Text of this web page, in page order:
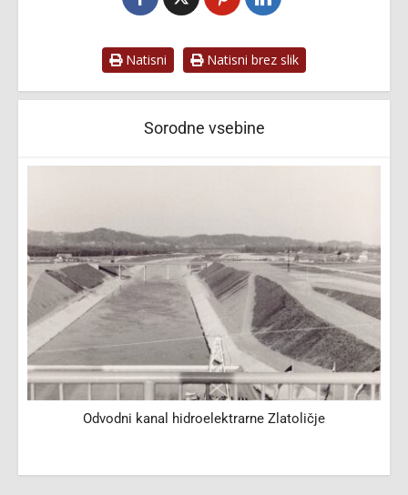
Natisni Natisni brez slik
Sorodne vsebine
Odvodni kanal hidroelektrarne Zlatoličje